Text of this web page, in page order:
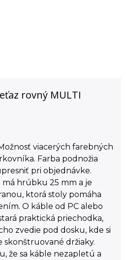
rovný MULTI
viacerých farebných
Farba podnožia
pri objednávke.
má hrúbku 25 mm a je
ktorá stoly pomáha
O káble od PC alebo
praktická priechodka,
zvedie pod dosku, kde si
skonštruované držiaky.
že sa káble nezapletú a